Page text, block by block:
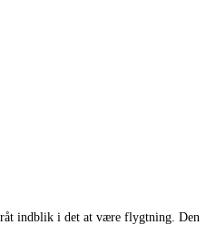
indblik i det at være flygtning. Den